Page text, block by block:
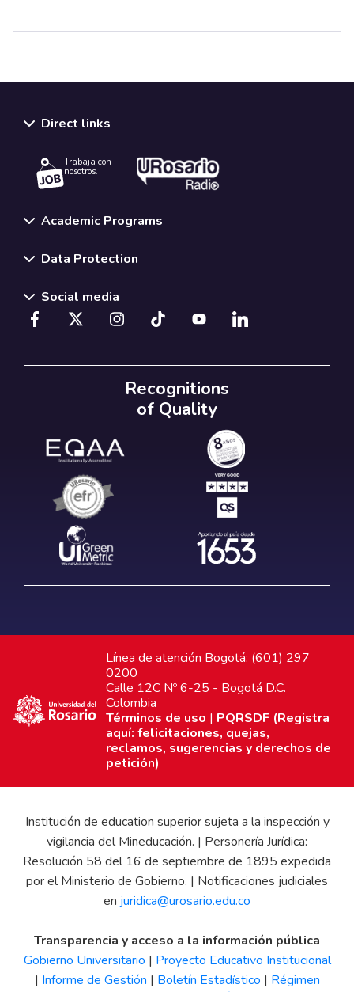
Direct links
Trabaja con
nosotros.
Academic Programs
Data Protection
Social media
Recognitions
of Quality
Línea de atención Bogotá: (601) 297
0200
Calle 12C Nº 6-25 - Bogotá D.C.
Colombia
Términos de uso | PQRSDF (Registra
aquí: felicitaciones, quejas,
reclamos, sugerencias y derechos de
petición)
Institución de education superior sujeta a la inspección y
vigilancia del Mineducación. | Personería Jurídica:
Resolución 58 del 16 de septiembre de 1895 expedida
por el Ministerio de Gobierno. | Notificaciones judiciales
en juridica@urosario.edu.co
Transparencia y acceso a la información pública
Gobierno Universitario | Proyecto Educativo Institucional
| Informe de Gestión | Boletín Estadístico | Régimen